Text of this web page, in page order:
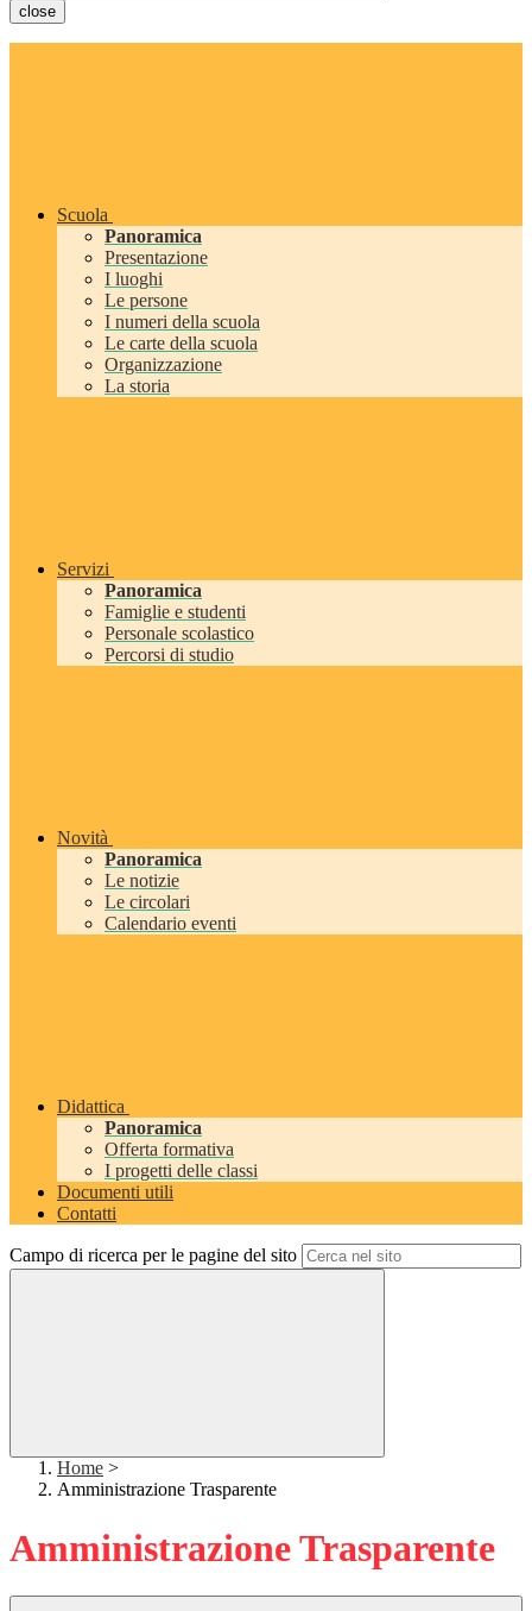
close
Scuola
Panoramica
Presentazione
I luoghi
Le persone
I numeri della scuola
Le carte della scuola
Organizzazione
La storia
Servizi
Panoramica
Famiglie e studenti
Personale scolastico
Percorsi di studio
Novità
Panoramica
Le notizie
Le circolari
Calendario eventi
Didattica
Panoramica
Offerta formativa
I progetti delle classi
Documenti utili
Contatti
Campo di ricerca per le pagine del sito
Home >
Amministrazione Trasparente
Amministrazione Trasparente